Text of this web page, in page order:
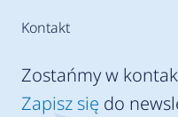
Kontakt
Zostańmy w
Zapisz się do